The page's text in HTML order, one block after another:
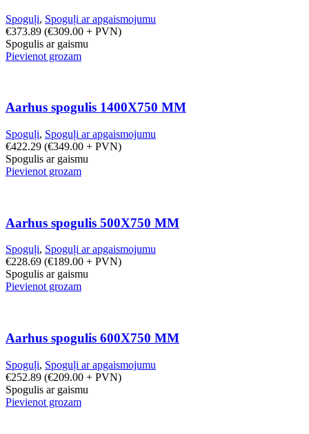
Spoguļi, Spoguļi ar apgaismojumu
€373.89 (€309.00 + PVN)
Spogulis ar gaismu
Pievienot grozam
Aarhus spogulis 1400X750 MM
Spoguļi, Spoguļi ar apgaismojumu
€422.29 (€349.00 + PVN)
Spogulis ar gaismu
Pievienot grozam
Aarhus spogulis 500X750 MM
Spoguļi, Spoguļi ar apgaismojumu
€228.69 (€189.00 + PVN)
Spogulis ar gaismu
Pievienot grozam
Aarhus spogulis 600X750 MM
Spoguļi, Spoguļi ar apgaismojumu
€252.89 (€209.00 + PVN)
Spogulis ar gaismu
Pievienot grozam